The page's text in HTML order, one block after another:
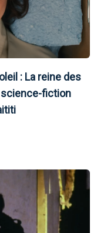
: La reine des
science-fiction